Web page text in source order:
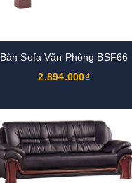
Bàn Sofa Văn Phòng BSF66
2.894.000₫